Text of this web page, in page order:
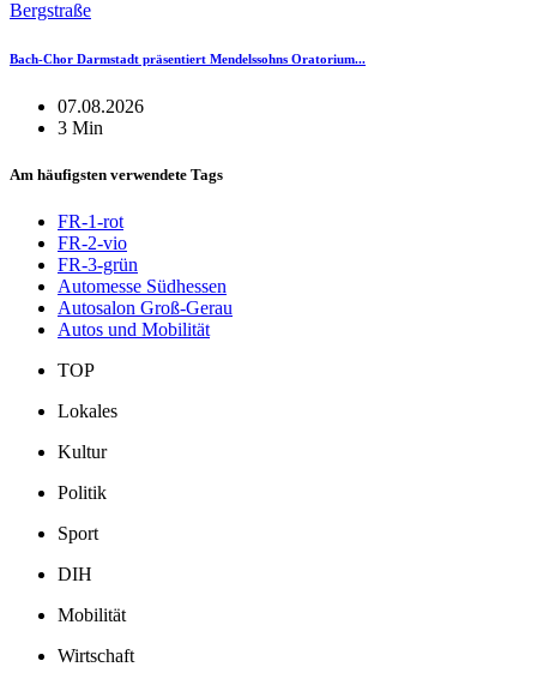
Bergstraße
Bach-Chor Darmstadt präsentiert Mendelssohns Oratorium...
07.08.2026
3 Min
Am häufigsten verwendete Tags
FR-1-rot
FR-2-vio
FR-3-grün
Automesse Südhessen
Autosalon Groß-Gerau
Autos und Mobilität
TOP
Lokales
Kultur
Politik
Sport
DIH
Mobilität
Wirtschaft